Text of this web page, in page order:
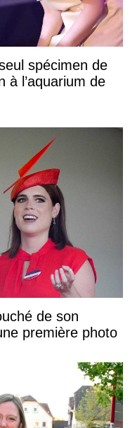
spécimen de
à l’aquarium de
de son
première photo